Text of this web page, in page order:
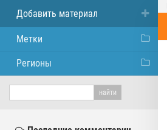
Добавить материал
Метки
Регионы